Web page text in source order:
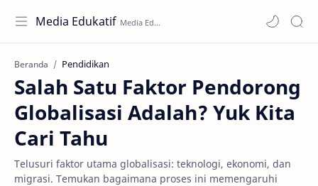
Media Edukatif
Beranda Pendidikan
Salah Satu Faktor Pendorong
Globalisasi Adalah? Yuk Kita
Cari Tahu
Telusuri faktor utama globalisasi: teknologi, ekonomi, dan
migrasi. Temukan bagaimana proses ini memengaruhi